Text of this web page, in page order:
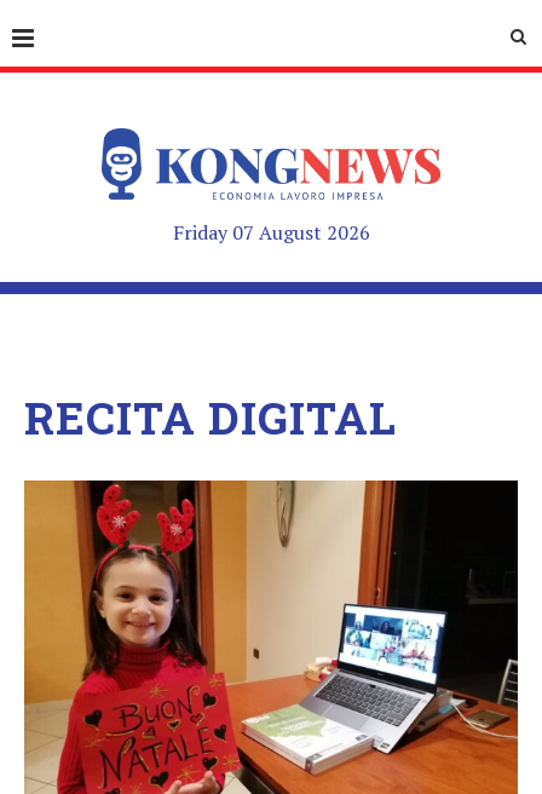
Friday 07 August 2026
RECITA DIGITAL